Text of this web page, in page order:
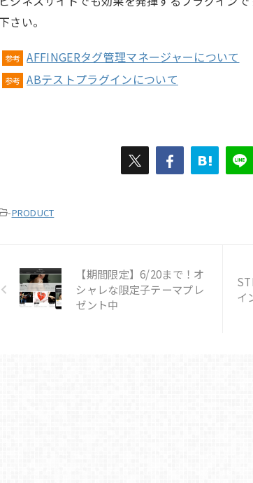
さい。
参考 AFFINGERタグ管理マネージャーについて
参考 ABテストプラグインについて
-PRODUCT
【期間限定】6/20まで！オ
シャレな限定子テーマプレ
ゼント中
イ